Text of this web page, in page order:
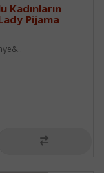
Kadınların
Pijama